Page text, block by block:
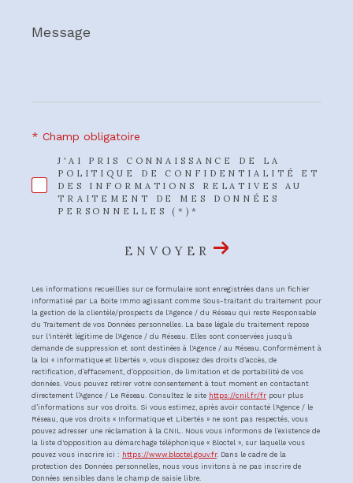
Message
*
J'AI PRIS CONNAISSANCE DE LA
POLITIQUE DE CONFIDENTIALITÉ ET
DES INFORMATIONS RELATIVES AU
TRAITEMENT DE MES DONNÉES
PERSONNELLES (*)*
* Champ obligatoire
ENVOYER
Les informations recueillies sur ce formulaire sont enregistrées dans un fichier
informatisé par La Boite Immo agissant comme Sous-traitant du traitement pour
la gestion de la clientèle/prospects de l'Agence / du Réseau qui reste Responsable
du Traitement de vos Données personnelles. La base légale du traitement repose
sur l'intérêt légitime de l'Agence / du Réseau. Elles sont conservées jusqu'à
demande de suppression et sont destinées à l'Agence / au Réseau. Conformément à
la loi « informatique et libertés », vous disposez des droits d’accès, de
rectification, d’effacement, d’opposition, de limitation et de portabilité de vos
données. Vous pouvez retirer votre consentement à tout moment en contactant
directement l’Agence / Le Réseau. Consultez le site https://cnil.fr/fr pour plus
d’informations sur vos droits. Si vous estimez, après avoir contacté l'Agence / le
Réseau, que vos droits « Informatique et Libertés » ne sont pas respectés, vous
pouvez adresser une réclamation à la CNIL. Nous vous informons de l’existence de
la liste d'opposition au démarchage téléphonique « Bloctel », sur laquelle vous
pouvez vous inscrire ici : https://www.bloctel.gouv.fr. Dans le cadre de la
protection des Données personnelles, nous vous invitons à ne pas inscrire de
Données sensibles dans le champ de saisie libre.